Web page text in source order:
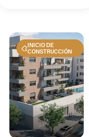
INICIO DE
CONSTRUCCIÓN